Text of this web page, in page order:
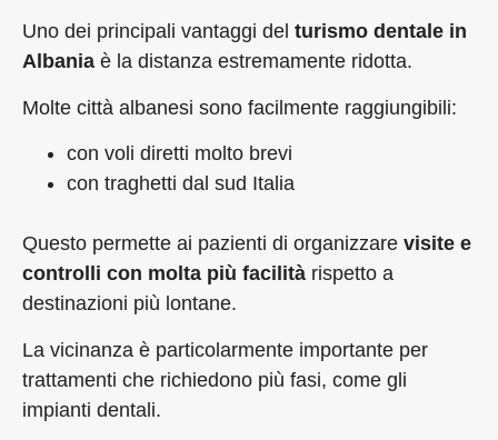
Uno dei principali vantaggi del turismo dentale in
Albania è la distanza estremamente ridotta.
Molte città albanesi sono facilmente raggiungibili:
con voli diretti molto brevi
con traghetti dal sud Italia
Questo permette ai pazienti di organizzare visite e
controlli con molta più facilità rispetto a
destinazioni più lontane.
La vicinanza è particolarmente importante per
trattamenti che richiedono più fasi, come gli
impianti dentali.